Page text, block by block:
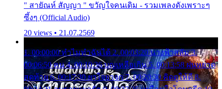
" สายัณห์ สัญญา " ขวัญใจคนเดิม - รวมเพลงดังเพราะๆ
ซึ้งๆ (Official Audio)
20 views • 21.07.2569
1. 00:00:00 ทำไมทำฉันได้ 2. 00:03:20 นางฟ้าสลัม 3.
00:06:50 คน 4. 00:10:36 บุญเหลือเกิน 5. 00:13:58 ฝนหยาด
สุดท้าย 6. 00:17:30 ยาใจยาจก 7. 00:20:30 คิดดูให้ดี 8.